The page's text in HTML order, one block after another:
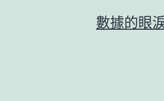
數據的眼